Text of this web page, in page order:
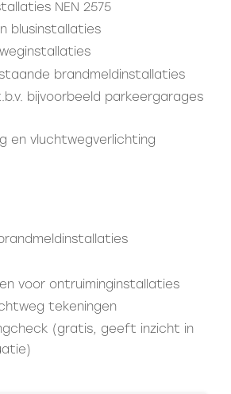
NEN 2575
blusinstallaties
brandmeldinstallaties
bijvoorbeeld parkeergarages
en vluchtwegverlichting
voor ontruiminginstallaties
tekeningen
(gratis, geeft inzicht in